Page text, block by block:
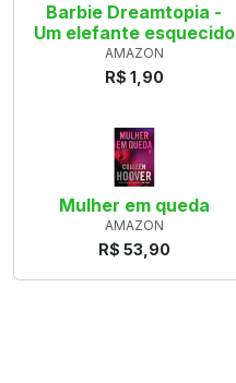
Barbie Dreamtopia -
Um elefante esquecido
AMAZON
R$ 1,90
Mulher em queda
AMAZON
R$ 53,90